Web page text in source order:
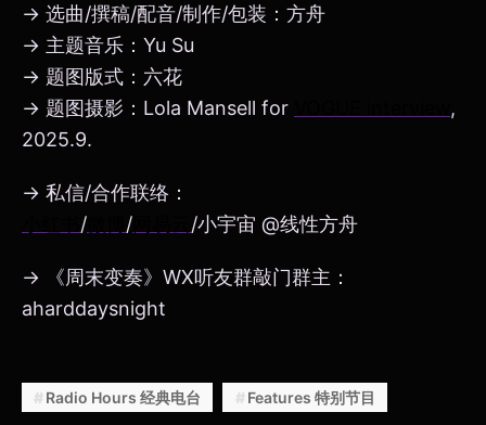
→ 选曲/撰稿/配音/制作/包装：方舟
→ 主题音乐：Yu Su
→ 题图版式：六花
→ 题图摄影：Lola Mansell for
,
2025.9.
→ 私信/合作联络：
/ / /小宇宙 @线性方舟
→ 《周末变奏》WX听友群敲门群主：
aharddaysnight
Radio Hours 经典电台 Features 特别节目